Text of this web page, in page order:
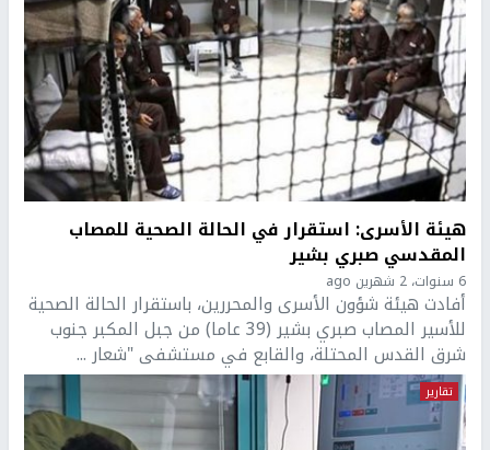
هيئة الأسرى: استقرار في الحالة الصحية للمصاب
المقدسي صبري بشير
6 سنوات، 2 شهرين ago
أفادت هيئة شؤون الأسرى والمحررين، باستقرار الحالة الصحية
للأسير المصاب صبري بشير (39 عاما) من جبل المكبر جنوب
شرق القدس المحتلة، والقابع في مستشفى "شعار ...
تقارير